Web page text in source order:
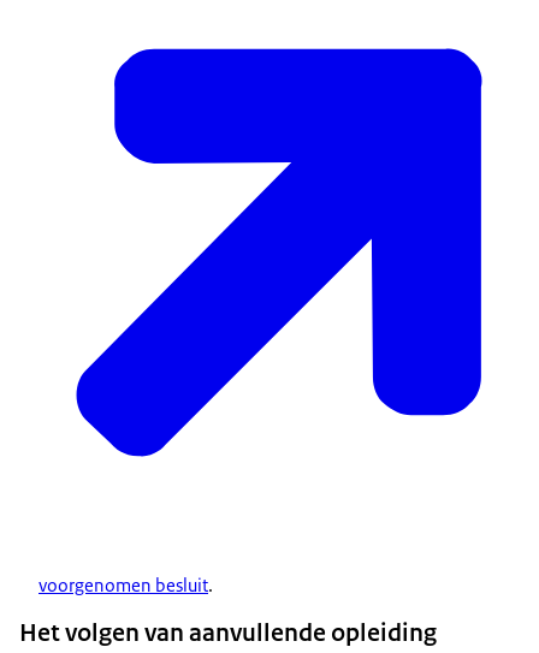
voorgenomen besluit.
Het volgen van aanvullende opleiding